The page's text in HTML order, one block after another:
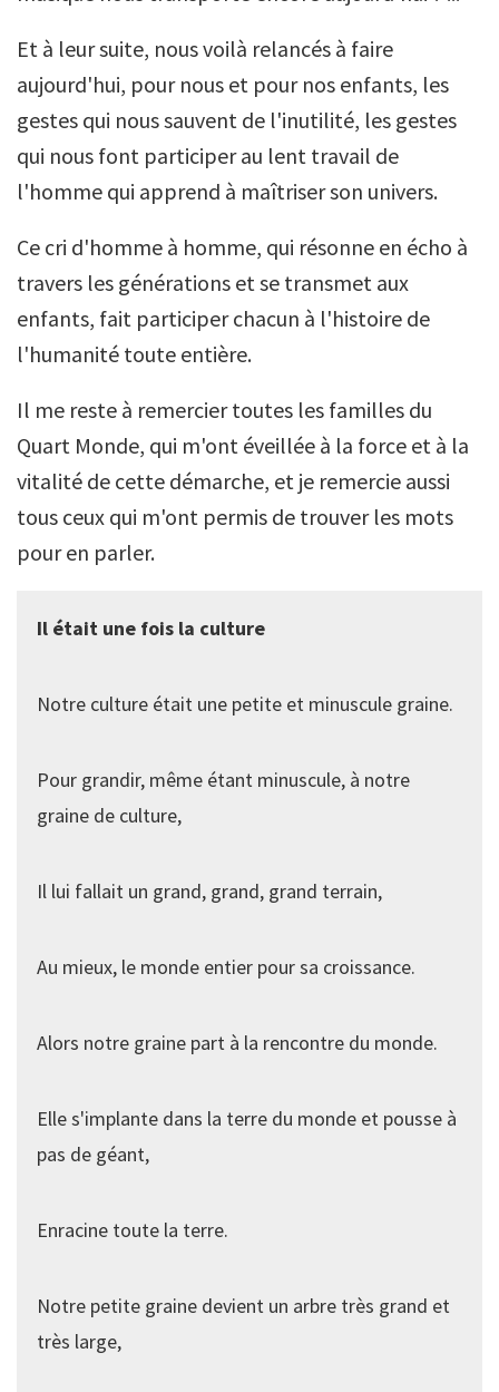
Et à leur suite, nous voilà relancés à faire
aujourd'hui, pour nous et pour nos enfants, les
gestes qui nous sauvent de l'inutilité, les gestes
qui nous font participer au lent travail de
l'homme qui apprend à maîtriser son univers.
Ce cri d'homme à homme, qui résonne en écho à
travers les générations et se transmet aux
enfants, fait participer chacun à l'histoire de
l'humanité toute entière.
Il me reste à remercier toutes les familles du
Quart Monde, qui m'ont éveillée à la force et à la
vitalité de cette démarche, et je remercie aussi
tous ceux qui m'ont permis de trouver les mots
pour en parler.
Il était une fois la culture
Notre culture était une petite et minuscule graine.
Pour grandir, même étant minuscule, à notre
graine de culture,
Il lui fallait un grand, grand, grand terrain,
Au mieux, le monde entier pour sa croissance.
Alors notre graine part à la rencontre du monde.
Elle s'implante dans la terre du monde et pousse à
pas de géant,
Enracine toute la terre.
Notre petite graine devient un arbre très grand et
très large,